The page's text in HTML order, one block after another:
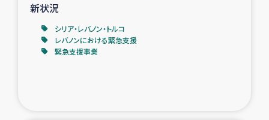
新状況
シリア・レバノン・トルコ
レバノンにおける緊急支援
緊急支援事業